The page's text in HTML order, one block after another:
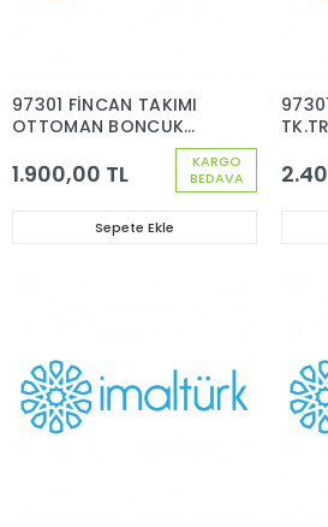
KARGO
BEDAVA
97301 FİNCAN TAKIMI
OTTOMAN BONCUK
ALTIN DEKOR 6 KİŞİLİK
12 PARÇA
1.900,00 TL
Sepete Ekle